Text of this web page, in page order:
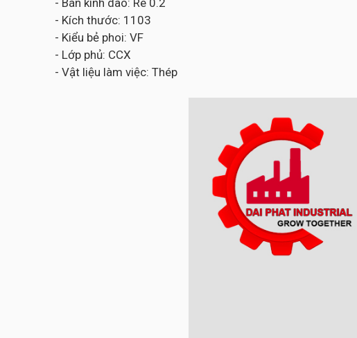
- Bán kính dao: Re 0.2
- Kích thước: 1103
- Kiểu bẻ phoi: VF
- Lớp phủ: CCX
- Vật liệu làm việc: Thép